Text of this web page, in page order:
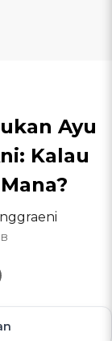
Ayu
Kalau